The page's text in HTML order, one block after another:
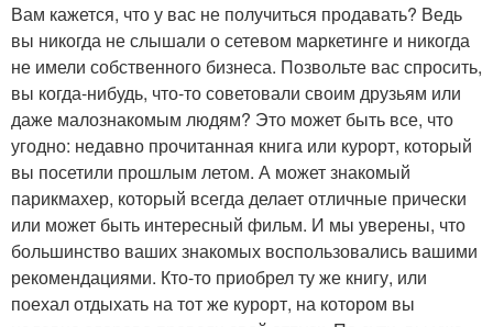
Вам кажется, что у вас не получиться продавать? Ведь
вы никогда не слышали о сетевом маркетинге и никогда
не имели собственного бизнеса. Позвольте вас спросить,
вы когда-нибудь, что-то советовали своим друзьям или
даже малознакомым людям? Это может быть все, что
угодно: недавно прочитанная книга или курорт, который
вы посетили прошлым летом. А может знакомый
парикмахер, который всегда делает отличные прически
или может быть интересный фильм. И мы уверены, что
большинство ваших знакомых воспользовались вашими
рекомендациями. Кто-то приобрел ту же книгу, или
поехал отдыхать на тот же курорт, на котором вы